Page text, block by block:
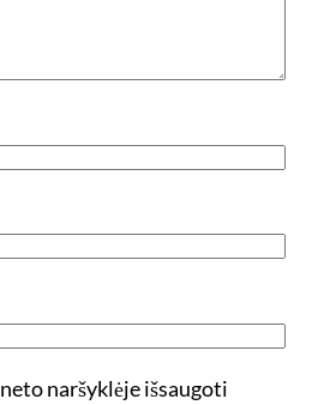
naršyklėje išsaugoti